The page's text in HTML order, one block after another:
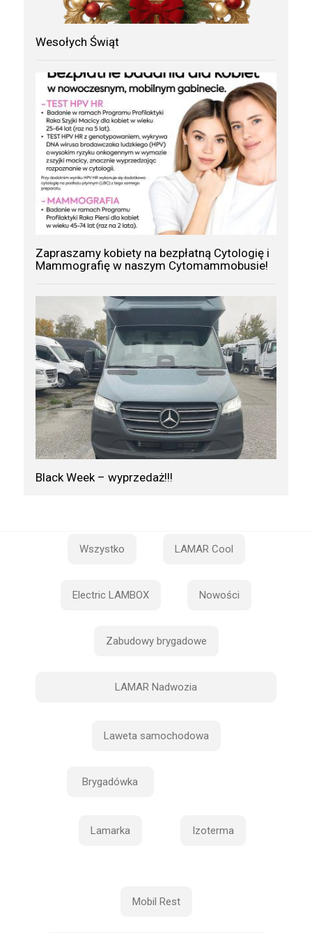
Wesołych Świąt
Zapraszamy kobiety na bezpłatną Cytologię i
Mammografię w naszym Cytomammobusie!
Black Week – wyprzedaż!!!
Wszystko LAMAR Cool
Electric LAMBOX Nowości
Zabudowy brygadowe
LAMAR Nadwozia
Laweta samochodowa
Brygadówka
Lamarka Izoterma
Mobil Rest